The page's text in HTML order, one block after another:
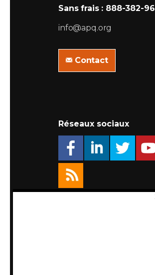
Sans frais : 888-382-
info@apq.org
Contact
Réseaux sociaux
© 2026 Association des